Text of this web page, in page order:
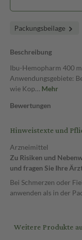
Packungsbeilage
Beschreibung
Ibu-Hemopharm 400
Anwendungsgebiete:
wie Kop… Mehr
Bewertungen
Hinweistexte und
Arzneimittel
Zu Risiken und
und fragen Sie Ihre
Bei Schmerzen oder
anwenden als in der
Weitere Produkte